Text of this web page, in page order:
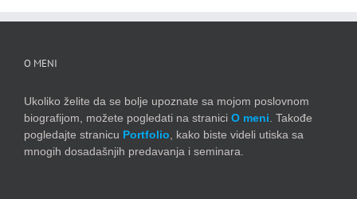
O MENI
Ukoliko želite da se bolje upoznate sa mojom poslovnom
biografijom, možete pogledati na stranici O meni . Takođe
pogledajte stranicu Portfolio , kako biste videli utiska sa
mnogih dosadašnjih predavanja i seminara.